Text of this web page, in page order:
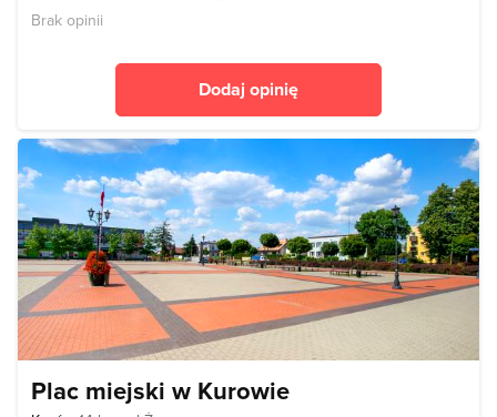
Brak opinii
Dodaj opinię
Plac miejski w Kurowie